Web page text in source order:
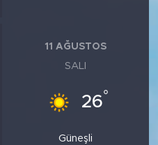
11 AĞUSTOS
SALI
26°
Güneşli